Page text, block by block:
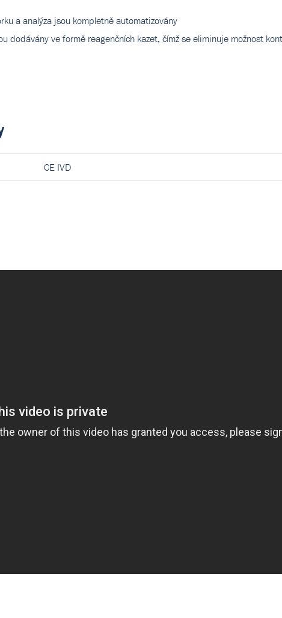
a analýza jsou kompletně automatizovány
dodávány ve formě reagenčních kazet, čímž se eliminuje možnost
CE IVD